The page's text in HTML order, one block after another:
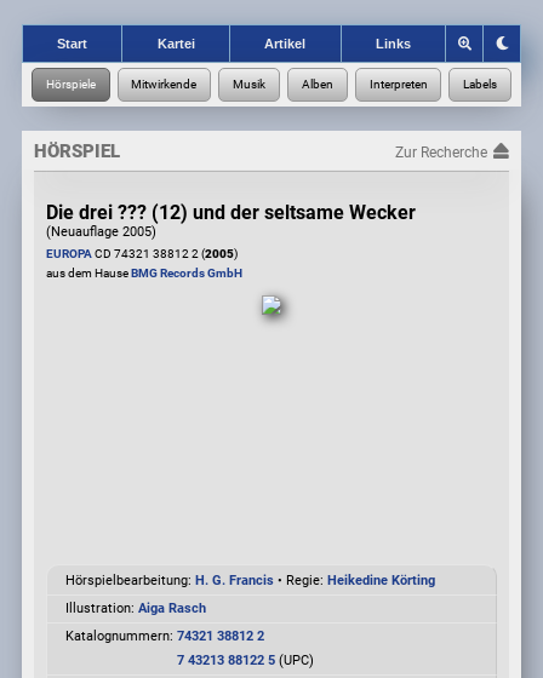
Start Kartei Artikel Links
HÖRSPIEL Zur Recherche
Die drei ??? (12) und der seltsame Wecker
(Neuauflage 2005)
EUROPACD 74321 38812 2 (2005)
aus dem Hause BMG Records GmbH
Hörspielbearbeitung: H. G. Francis• Regie: Heikedine Körting
Illustration: Aiga Rasch
Katalognummern: 74321 38812 2
7 43213 88122 5(UPC)